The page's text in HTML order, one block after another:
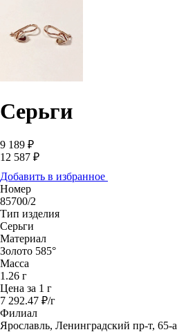
Серьги
9 189 ₽
12 587 ₽
Добавить в избранное
Номер
85700/2
Тип изделия
Серьги
Материал
Золото 585°
Масса
1.26 г
Цена за 1 г
7 292.47 ₽/г
Филиал
Ярославль, Ленинградский пр-т, 65-а